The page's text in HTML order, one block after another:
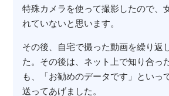
特殊カメラを使って撮影したので、
れていないと思います。
その後、自宅で撮った動画を繰り返
た。その後は、ネット上で知り合っ
も、「お勧めのデータです」といっ
送ってあげました。